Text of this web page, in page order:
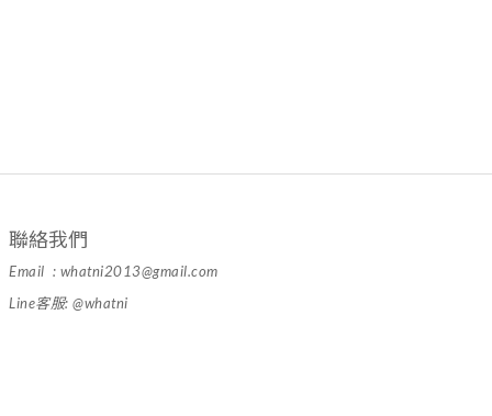
聯絡我們
Email : whatni2013@gmail.com
Line客服: @whatni